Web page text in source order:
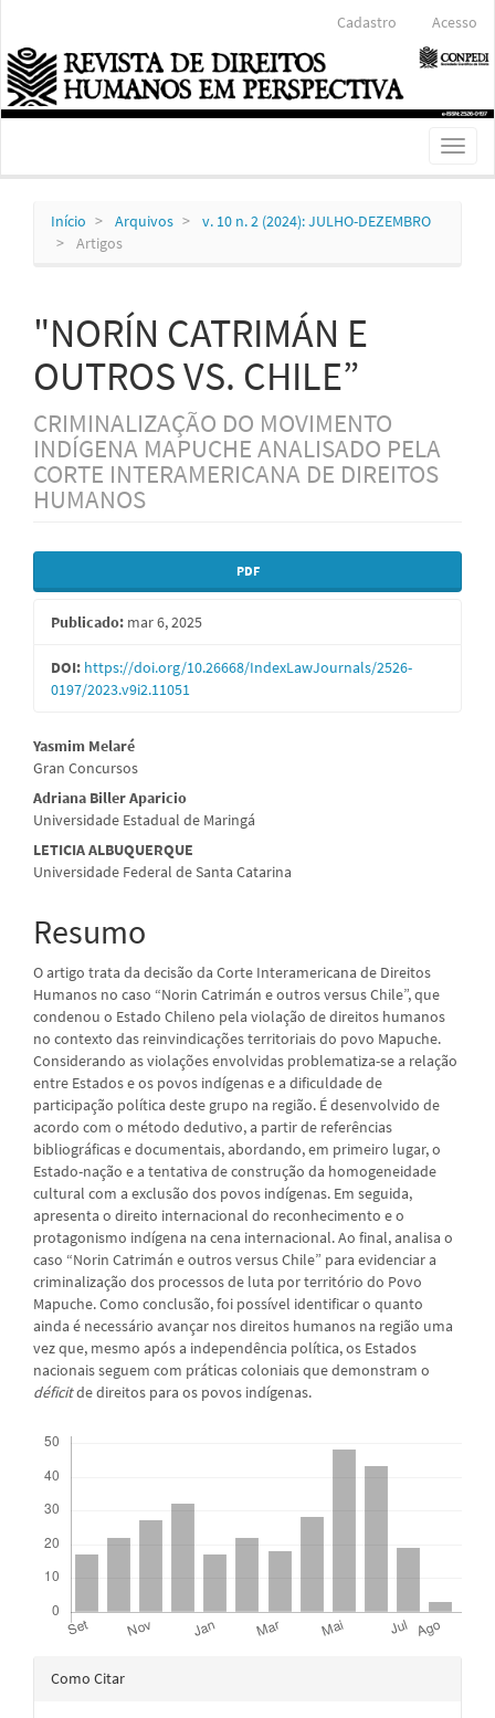
Conteúdo
principal
Barra
Lateral
Cadastro Acesso
Toggle
Início Arquivos
v. 10 n. 2 (2024): JULHO-DEZEMBRO
Artigos
"NORÍN CATRIMÁN E
OUTROS VS. CHILE”
CRIMINALIZAÇÃO DO MOVIMENTO
INDÍGENA MAPUCHE ANALISADO PELA
CORTE INTERAMERICANA DE DIREITOS
HUMANOS
Barra
lateral
de
artigos
PDF
Publicado: mar 6, 2025
DOI: https://doi.org/10.26668/IndexLawJournals/2526-
0197/2023.v9i2.11051
Conteúdo
do
artigo
principal
Yasmim Melaré
Gran Concursos
Adriana Biller Aparicio
Universidade Estadual de Maringá
LETICIA ALBUQUERQUE
Universidade Federal de Santa Catarina
Resumo
O artigo trata da decisão da Corte Interamericana de Direitos
Humanos no caso “Norin Catrimán e outros versus Chile”, que
condenou o Estado Chileno pela violação de direitos humanos
no contexto das reinvindicações territoriais do povo Mapuche.
Considerando as violações envolvidas problematiza-se a relação
entre Estados e os povos indígenas e a dificuldade de
participação política deste grupo na região. É desenvolvido de
acordo com o método dedutivo, a partir de referências
bibliográficas e documentais, abordando, em primeiro lugar, o
Estado-nação e a tentativa de construção da homogeneidade
cultural com a exclusão dos povos indígenas. Em seguida,
apresenta o direito internacional do reconhecimento e o
protagonismo indígena na cena internacional. Ao final, analisa o
caso “Norin Catrimán e outros versus Chile” para evidenciar a
criminalização dos processos de luta por território do Povo
Mapuche. Como conclusão, foi possível identificar o quanto
ainda é necessário avançar nos direitos humanos na região uma
vez que, mesmo após a independência política, os Estados
nacionais seguem com práticas coloniais que demonstram o
déficitde direitos para os povos indígenas.
Detalhes
Como Citar